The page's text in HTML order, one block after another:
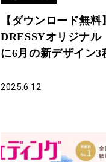
【ダウンロード無
DRESSYオリジナル
に6月の新デザイン
2025.6.12